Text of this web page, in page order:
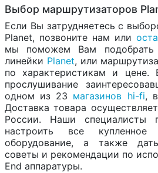
Выбор маршрутизаторов
Если Вы затрудняетесь с
Planet, позвоните нам или
мы поможем Вам
линейки Planet, или
по характеристикам и цене.
прослушивание
одном из 23 магазинов hi-fi,
Доставка товара
России. Наши специалисты
настроить все
оборудование, а также
советы и рекомендации по
End аппаратуры.